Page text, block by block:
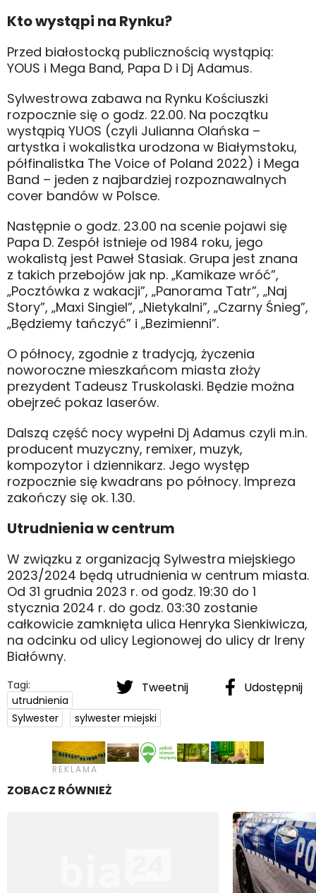
Kto wystąpi na Rynku?
Przed białostocką publicznością wystąpią:
YOUS i Mega Band, Papa D i Dj Adamus.
Sylwestrowa zabawa na Rynku Kościuszki
rozpocznie się o godz. 22.00. Na początku
wystąpią YUOS (czyli Julianna Olańska –
artystka i wokalistka urodzona w Białymstoku,
półfinalistka The Voice of Poland 2022) i Mega
Band – jeden z najbardziej rozpoznawalnych
cover bandów w Polsce.
Następnie o godz. 23.00 na scenie pojawi się
Papa D. Zespół istnieje od 1984 roku, jego
wokalistą jest Paweł Stasiak. Grupa jest znana
z takich przebojów jak np. „Kamikaze wróć”,
„Pocztówka z wakacji”, „Panorama Tatr”, „Naj
Story”, „Maxi Singiel”, „Nietykalni”, „Czarny Śnieg”,
„Będziemy tańczyć” i „Bezimienni”.
O północy, zgodnie z tradycją, życzenia
noworoczne mieszkańcom miasta złoży
prezydent Tadeusz Truskolaski. Będzie można
obejrzeć pokaz laserów.
Dalszą część nocy wypełni Dj Adamus czyli m.in.
producent muzyczny, remixer, muzyk,
kompozytor i dziennikarz. Jego występ
rozpocznie się kwadrans po północy. Impreza
zakończy się ok. 1.30.
Utrudnienia w centrum
W związku z organizacją Sylwestra miejskiego
2023/2024 będą utrudnienia w centrum miasta.
Od 31 grudnia 2023 r. od godz. 19:30 do 1
stycznia 2024 r. do godz. 03:30 zostanie
całkowicie zamknięta ulica Henryka Sienkiwicza,
na odcinku od ulicy Legionowej do ulicy dr Ireny
Białówny.
Tweetnij Udostępnij
Tagi:
utrudnienia
Sylwester
sylwester miejski
ZOBACZ RÓWNIEŻ